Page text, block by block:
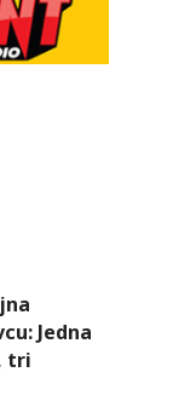
Jedna
tri